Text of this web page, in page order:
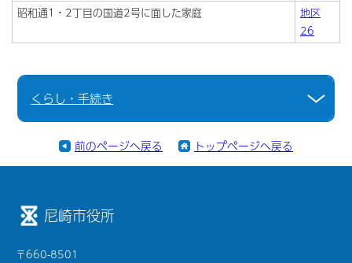
昭和通1・2丁目の国道2号に面した家庭
地区
26
くらし・手続き
前のページへ戻る トップページへ戻る
尼崎市役所
〒660-8501